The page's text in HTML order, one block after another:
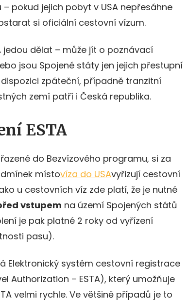
pokud jejich pobyt v USA nepřesáhne
si oficiální cestovní vízum.
jedou dělat – může jít o poznávací
jsou Spojené státy jen jejich přestupní
zpáteční, případně tranzitní
zemí patří i Česká republika.
ESTA
do Bezvízového programu, si za
místovíza do USAvyřizují cestovní
u cestovních víz zde platí, že je nutné
vstupem na území Spojených států
je pak platné 2 roky od vyřízení
pasu).
Elektronický systém cestovní registrace
Authorization – ESTA), který umožňuje
velmi rychle. Ve většině případů je to